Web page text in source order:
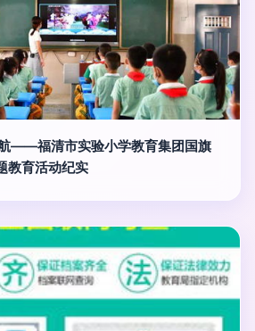
——福清市实验小学教育集团国旗
教育活动纪实